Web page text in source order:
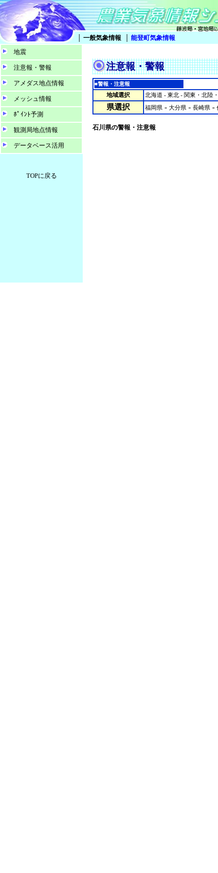
地震
注意報・警報
アメダス地点情報
メッシュ情報
ﾎﾟｲﾝﾄ予測
観測局地点情報
データベース活用
TOPに戻る
一般気象情報 能登町気象情報
■警報・注意報
地域選択 北海道 - 東北 - 関東・北陸
県選択 福岡県 - 大分県 - 長崎県 -
石川県の警報・注意報
注意報・警報